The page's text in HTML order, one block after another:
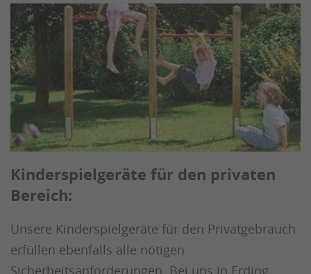
Kinderspielgeräte für den privaten
Bereich:
Unsere Kinderspielgeräte für den Privatgebrauch
erfüllen ebenfalls alle nötigen